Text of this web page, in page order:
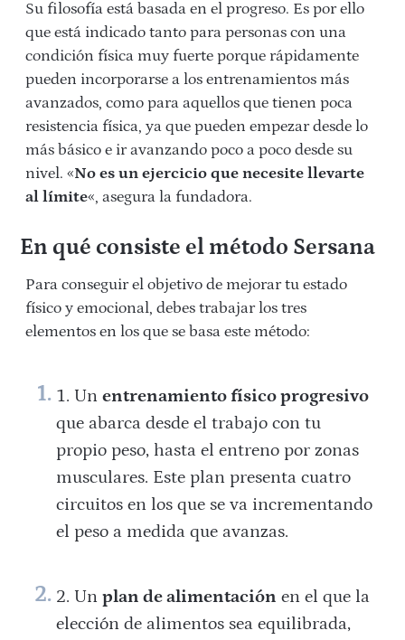
Su filosofía está basada en el progreso. Es por ello
que está indicado tanto para personas con una
condición física muy fuerte porque rápidamente
pueden incorporarse a los entrenamientos más
avanzados, como para aquellos que tienen poca
resistencia física, ya que pueden empezar desde lo
más básico e ir avanzando poco a poco desde su
nivel. «No es un ejercicio que necesite llevarte
al límite«, asegura la fundadora.
En qué consiste el método Sersana
Para conseguir el objetivo de mejorar tu estado
físico y emocional, debes trabajar los tres
elementos en los que se basa este método:
Un entrenamiento físico progresivo
que abarca desde el trabajo con tu
propio peso, hasta el entreno por zonas
musculares. Este plan presenta cuatro
circuitos en los que se va incrementando
el peso a medida que avanzas.
Un plan de alimentación en el que la
elección de alimentos sea equilibrada,